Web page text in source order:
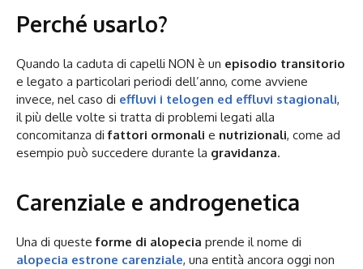
Perché usarlo?
Quando la caduta di capelli NON è un episodio transitorio
e legato a particolari periodi dell’anno, come avviene
invece, nel caso di effluvi i telogen ed effluvi stagionali,
il più delle volte si tratta di problemi legati alla
concomitanza difattori ormonali e nutrizionali, come ad
esempio può succedere durante la gravidanza.
Carenziale e androgenetica
Una di questeforme di alopecia prende il nome di
alopecia estrone carenziale, una entità ancora oggi non